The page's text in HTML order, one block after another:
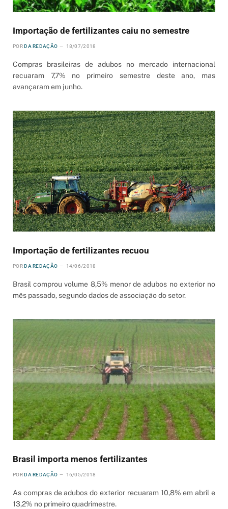
Importação de fertilizantes caiu no semestre
POR DA REDAÇÃO 18/07/2018
Compras brasileiras de adubos no mercado internacional
recuaram 7,7% no primeiro semestre deste ano, mas
avançaram em junho.
Importação de fertilizantes recuou
POR DA REDAÇÃO 14/06/2018
Brasil comprou volume 8,5% menor de adubos no exterior no
mês passado, segundo dados de associação do setor.
Brasil importa menos fertilizantes
POR DA REDAÇÃO 16/05/2018
As compras de adubos do exterior recuaram 10,8% em abril e
13,2% no primeiro quadrimestre.